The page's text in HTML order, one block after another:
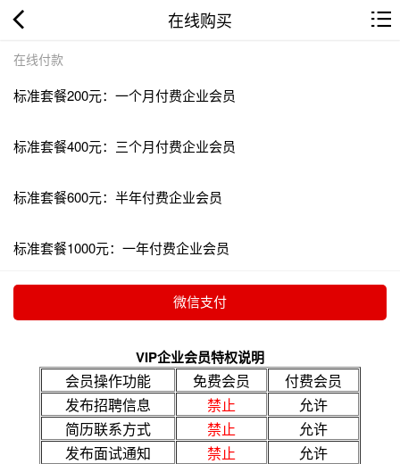
在线购买
在线付款
标准套餐200元：一个月付费企业会员
标准套餐400元：三个月付费企业会员
标准套餐600元：半年付费企业会员
标准套餐1000元：一年付费企业会员
VIP企业会员特权说明
会员操作功能 免费会员
付费会员
发布招聘信息
禁止
允许
简历联系方式
禁止
允许
发布面试通知
禁止 允许